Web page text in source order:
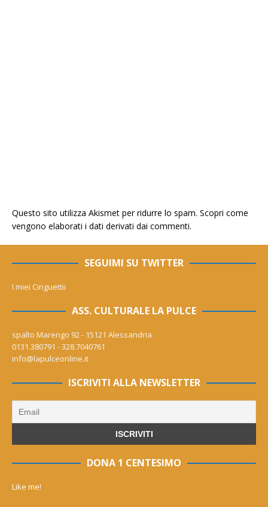
Questo sito utilizza Akismet per ridurre lo spam. Scopri come
vengono elaborati i dati derivati dai commenti.
SEGUIMI SU TWITTER
I miei Cinguettii
ASS. CULTURALE LA PULCE
spalto Marengo 92 - 15121 Alessandria
0131.380791 - 328.7040761
info@lapulceonline.it
ISCRIVITI ALLA NEWSLETTER
DONA 1 CENTESIMO
Like me!